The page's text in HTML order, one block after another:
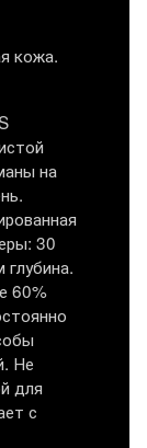
кожа.
на
30
60%
Не
для
с